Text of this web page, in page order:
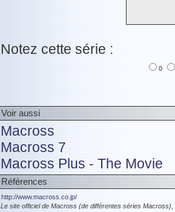
Notez cette série :
0
Voir aussi
Macross
Macross 7
Macross Plus - The Movie
Références
http://www.macross.co.jp/
Le site officiel de Macross (de différentes séries Macross),